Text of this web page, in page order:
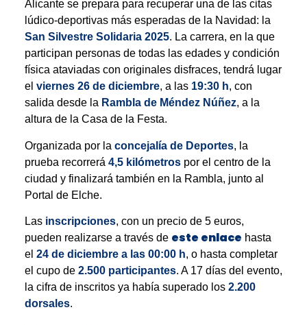
Alicante se prepara para recuperar una de las citas
lúdico-deportivas más esperadas de la Navidad: la
San Silvestre Solidaria 2025. La carrera, en la que
participan personas de todas las edades y condición
física ataviadas con originales disfraces, tendrá lugar
el viernes 26 de diciembre, a las 19:30 h, con
salida desde la Rambla de Méndez Núñez, a la
altura de la Casa de la Festa.
Organizada por la concejalía de Deportes, la
prueba recorrerá 4,5 kilómetrospor el centro de la
ciudad y finalizará también en la Rambla, junto al
Portal de Elche.
Las inscripciones, con un precio de 5 euros,
pueden realizarse a través de este enlace hasta
el 24 de diciembre a las 00:00 h, o hasta completar
el cupo de 2.500 participantes. A 17 días del evento,
la cifra de inscritos ya había superado los 2.200
dorsales.